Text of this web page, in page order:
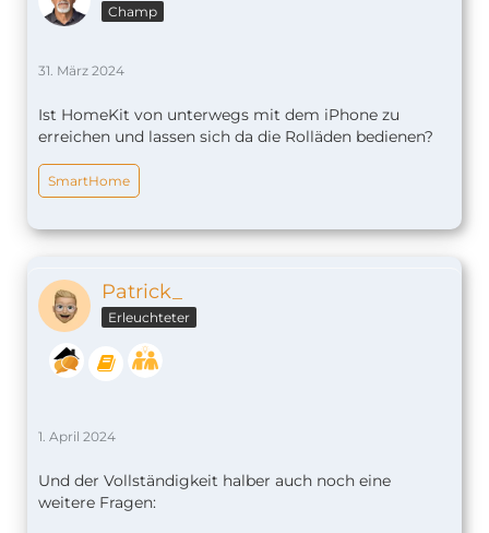
Champ
31. März 2024
Ist HomeKit von unterwegs mit dem iPhone zu
erreichen und lassen sich da die Rolläden bedienen?
SmartHome
Patrick_
Erleuchteter
1. April 2024
Und der Vollständigkeit halber auch noch eine
weitere Fragen: